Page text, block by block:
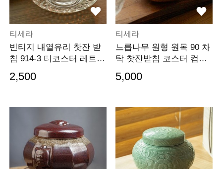
티세라
빈티지 내열유리 찻잔 받
침 914-3 티코스터 레트로
2,500
티세라
느릅나무 원형 원목 90 차
탁 찻잔받침 코스터 컵받
5,000